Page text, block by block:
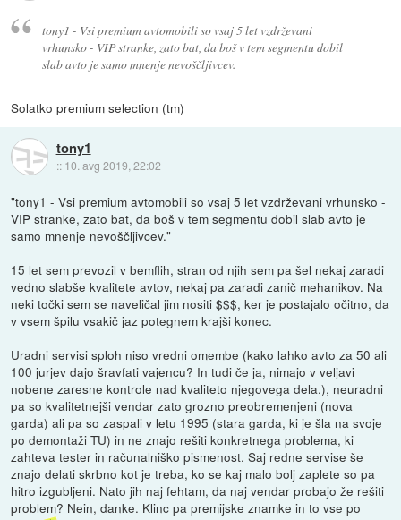
tony1 - Vsi premium avtomobili so vsaj 5 let vzdrževani
vrhunsko - VIP stranke, zato bat, da boš v tem segmentu dobil
slab avto je samo mnenje nevoščljivcev.
Solatko premium selection (tm)
tony1
:: 10. avg 2019, 22:02
"tony1 - Vsi premium avtomobili so vsaj 5 let vzdrževani vrhunsko -
VIP stranke, zato bat, da boš v tem segmentu dobil slab avto je
samo mnenje nevoščljivcev."
15 let sem prevozil v bemflih, stran od njih sem pa šel nekaj zaradi
vedno slabše kvalitete avtov, nekaj pa zaradi zanič mehanikov. Na
neki točki sem se naveličal jim nositi $$$, ker je postajalo očitno, da
v vsem špilu vsakič jaz potegnem krajši konec.
Uradni servisi sploh niso vredni omembe (kako lahko avto za 50 ali
100 jurjev dajo šravfati vajencu? In tudi če ja, nimajo v veljavi
nobene zaresne kontrole nad kvaliteto njegovega dela.), neuradni
pa so kvalitetnejši vendar zato grozno preobremenjeni (nova
garda) ali pa so zaspali v letu 1995 (stara garda, ki je šla na svoje
po demontaži TU) in ne znajo rešiti konkretnega problema, ki
zahteva tester in računalniško pismenost. Saj redne servise še
znajo delati skrbno kot je treba, ko se kaj malo bolj zaplete so pa
hitro izgubljeni. Nato jih naj fehtam, da naj vendar probajo že rešiti
problem? Nein, danke. Klinc pa premijske znamke in to vse po